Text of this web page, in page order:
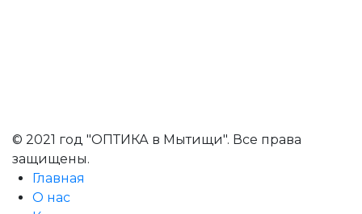
© 2021 год "ОПТИКА в Мытищи". Все права
защищены.
Главная
О нас